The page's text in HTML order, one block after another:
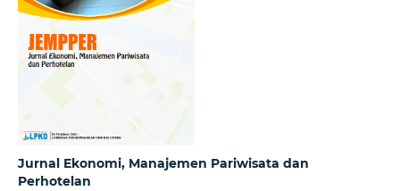
Jurnal Ekonomi, Manajemen Pariwisata dan
Perhotelan